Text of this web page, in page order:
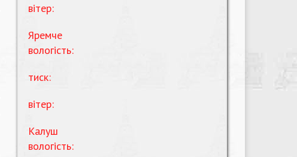
вітер:
Яремче
вологість:
тиск:
вітер:
Калуш
вологість: